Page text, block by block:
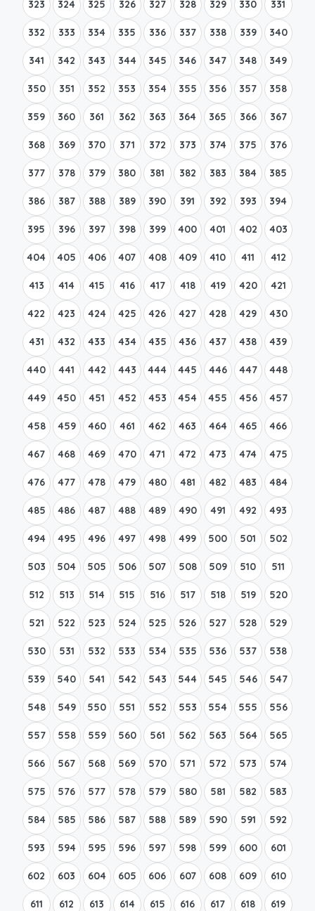
323 324 325 326 327 328 329 330 331
332 333 334 335 336 337 338 339 340
341 342 343 344 345 346 347 348 349
350 351 352 353 354 355 356 357 358
359 360 361 362 363 364 365 366 367
368 369 370 371 372 373 374 375 376
377 378 379 380 381 382 383 384 385
386 387 388 389 390 391 392 393 394
395 396 397 398 399 400 401 402 403
404 405 406 407 408 409 410 411 412
413 414 415 416 417 418 419 420 421
422 423 424 425 426 427 428 429 430
431 432 433 434 435 436 437 438 439
440 441 442 443 444 445 446 447 448
449 450 451 452 453 454 455 456 457
458 459 460 461 462 463 464 465 466
467 468 469 470 471 472 473 474 475
476 477 478 479 480 481 482 483 484
485 486 487 488 489 490 491 492 493
494 495 496 497 498 499 500 501 502
503 504 505 506 507 508 509 510 511
512 513 514 515 516 517 518 519 520
521 522 523 524 525 526 527 528 529
530 531 532 533 534 535 536 537 538
539 540 541 542 543 544 545 546 547
548 549 550 551 552 553 554 555 556
557 558 559 560 561 562 563 564 565
566 567 568 569 570 571 572 573 574
575 576 577 578 579 580 581 582 583
584 585 586 587 588 589 590 591 592
593 594 595 596 597 598 599 600 601
602 603 604 605 606 607 608 609 610
611 612 613 614 615 616 617 618 619